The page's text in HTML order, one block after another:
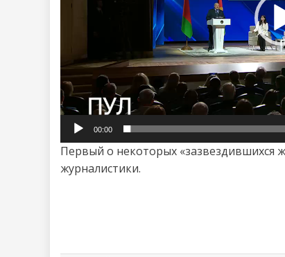
00:00
Первый о некоторых «зазвездившихся
журналистики.